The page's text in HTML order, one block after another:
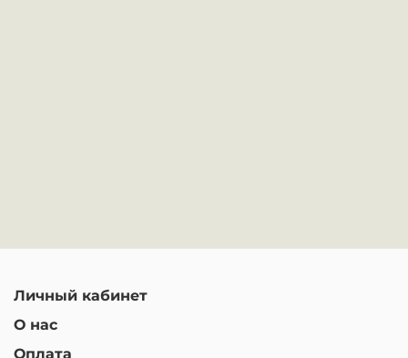
Личный кабинет
О нас
Оплата